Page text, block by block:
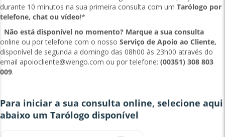
durante 10 minutos na sua primeira consulta com um Tarólogo por
telefone, chat ou vídeo!*
Não está disponível no momento? Marque a sua consulta
online ou por telefone com o nosso Serviço de Apoio ao Cliente,
disponível de segunda a domingo das 08h00 às 23h00 através do
email apoiocliente@wengo.com ou por telefone: (00351) 308 803
009.
Para iniciar a sua consulta online, selecione aqui
abaixo um Tarólogo disponível